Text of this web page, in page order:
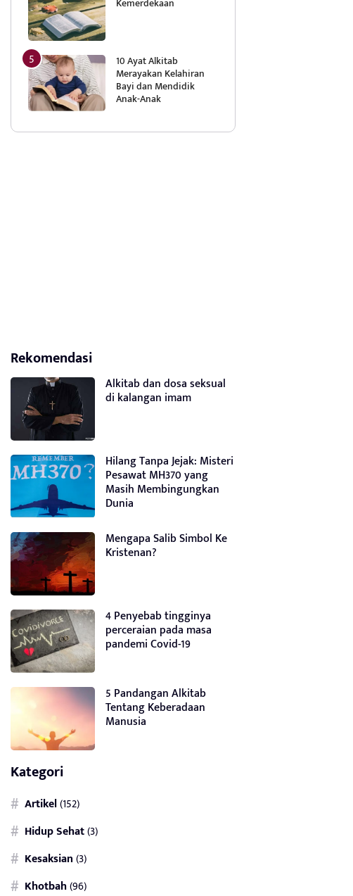
10 Ayat Alkitab
Merayakan Kelahiran
Bayi dan Mendidik
Anak-Anak
Rekomendasi
Alkitab dan dosa seksual
di kalangan imam
Hilang Tanpa Jejak: Misteri
Pesawat MH370 yang
Masih Membingungkan
Dunia
Mengapa Salib Simbol Ke
Kristenan?
4 Penyebab tingginya
perceraian pada masa
pandemi Covid-19
5 Pandangan Alkitab
Tentang Keberadaan
Manusia
Kategori
Artikel(152)
Hidup Sehat(3)
Kesaksian(3)
Khotbah(96)